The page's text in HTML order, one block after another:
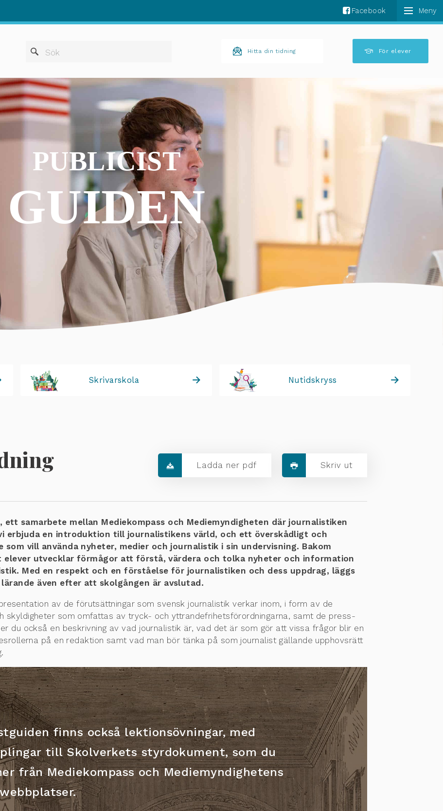
Facebook
Sök
När automatisk komplettering av resultat är tillgängliga
Hitta din tidning För elever
PUBLICIST
GUIDEN
Skrivarskola Nutidskryss
Ladda ner pdf Skriv ut
samarbete mellan Mediekompass och Mediemyndigheten där journalistiken
erbjuda en introduktion till journalistikens värld, och ett överskådligt och
vill använda nyheter, medier och journalistik i sin undervisning. Bakom
elever utvecklar förmågor att förstå, värdera och tolka nyheter och information
Med en respekt och en förståelse för journalistiken och dess uppdrag, läggs
även efter att skolgången är avslutad.
av de förutsättningar som svensk journalistik verkar inom, i form av de
skyldigheter som omfattas av tryck- och yttrandefrihetsförordningarna, samt de press-
du också en beskrivning av vad journalistik är, vad det är som gör att vissa frågor blir en
på en redaktion samt vad man bör tänka på som journalist gällande upphovsrätt
finns också lektionsövningar, med
till Skolverkets styrdokument, som du
från Mediekompass och Mediemyndighetens